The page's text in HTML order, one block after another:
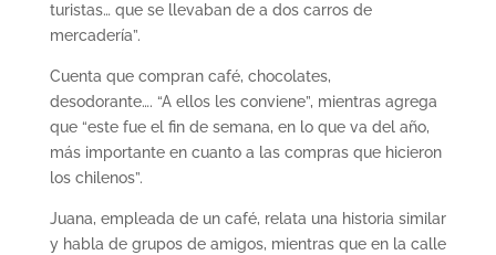
turistas… que se llevaban de a dos carros de
mercadería”.
Cuenta que compran café, chocolates,
desodorante…. “A ellos les conviene”, mientras agrega
que “este fue el fin de semana, en lo que va del año,
más importante en cuanto a las compras que hicieron
los chilenos”.
Juana, empleada de un café, relata una historia similar
y habla de grupos de amigos, mientras que en la calle